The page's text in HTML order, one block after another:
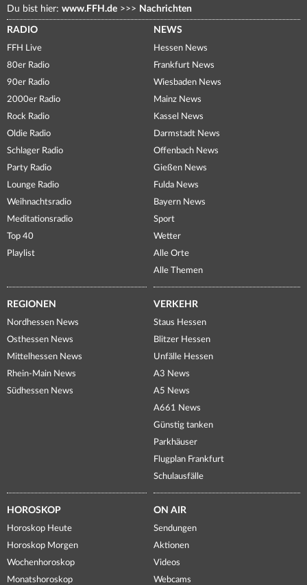
Du bist hier: www.FFH.de >>> Nachrichten
RADIO
FFH Live
80er Radio
90er Radio
2000er Radio
Rock Radio
Oldie Radio
Schlager Radio
Party Radio
Lounge Radio
Weihnachtsradio
Meditationsradio
Top 40
Playlist
NEWS
Hessen News
Frankfurt News
Wiesbaden News
Mainz News
Kassel News
Darmstadt News
Offenbach News
Gießen News
Fulda News
Bayern News
Sport
Wetter
Alle Orte
Alle Themen
REGIONEN
Nordhessen News
Osthessen News
Mittelhessen News
Rhein-Main News
Südhessen News
VERKEHR
Staus Hessen
Blitzer Hessen
Unfälle Hessen
A3 News
A5 News
A661 News
Günstig tanken
Parkhäuser
Flugplan Frankfurt
Schulausfälle
HOROSKOP
Horoskop Heute
Horoskop Morgen
Wochenhoroskop
Monatshoroskop
ON AIR
Sendungen
Aktionen
Videos
Webcams